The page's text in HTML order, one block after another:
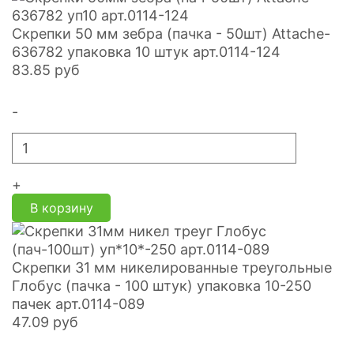
Скрепки 50 мм зебра (пачка - 50шт) Attache-
636782 упаковка 10 штук арт.0114-124
83.85 руб
-
+
В корзину
Скрепки 31 мм никелированные треугольные
Глобус (пачка - 100 штук) упаковка 10-250
пачек арт.0114-089
47.09 руб